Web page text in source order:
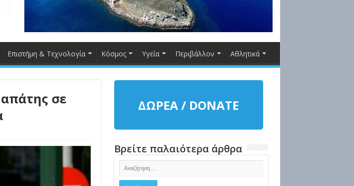
Επιστήμη & Τεχνολογία Κόσμος Υγεία Περιβάλλον Αθλητικά
σε
ΔΩΡΕΑ / DONATE
Βρείτε παλαιότερα άρθρα